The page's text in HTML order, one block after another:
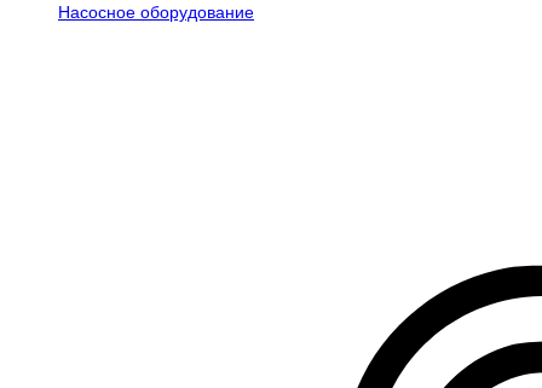
Насосное оборудование